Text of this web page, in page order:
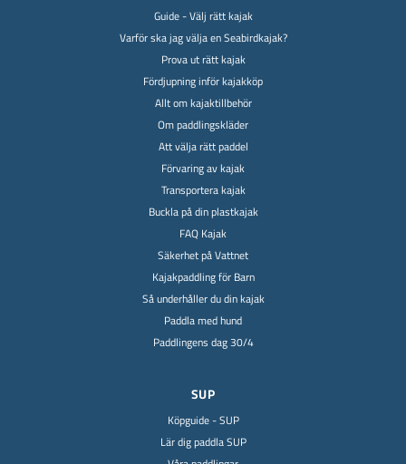
Guide - Välj rätt kajak
Varför ska jag välja en Seabirdkajak?
Prova ut rätt kajak
Fördjupning inför kajakköp
Allt om kajaktillbehör
Om paddlingskläder
Att välja rätt paddel
Förvaring av kajak
Transportera kajak
Buckla på din plastkajak
FAQ Kajak
Säkerhet på Vattnet
Kajakpaddling för Barn
Så underhåller du din kajak
Paddla med hund
Paddlingens dag 30/4
SUP
Köpguide - SUP
Lär dig paddla SUP